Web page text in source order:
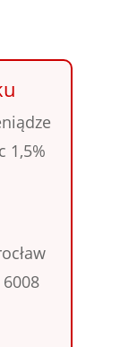
1,5%